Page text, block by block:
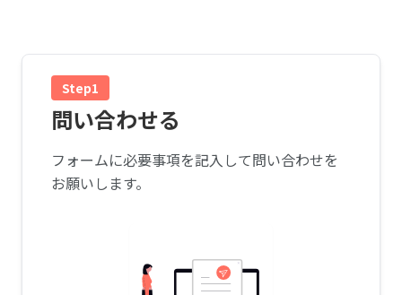
Step1
問い合わせる
フォームに必要事項を記入して問い合わせを
お願いします。